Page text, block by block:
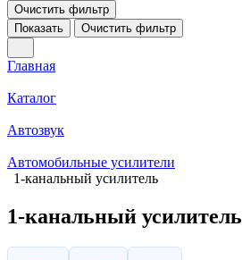
Очистить фильтр
Показать
Очистить фильтр
Главная
Каталог
Автозвук
Автомобильные усилители
1-канальный усилитель
1-канальный усилитель